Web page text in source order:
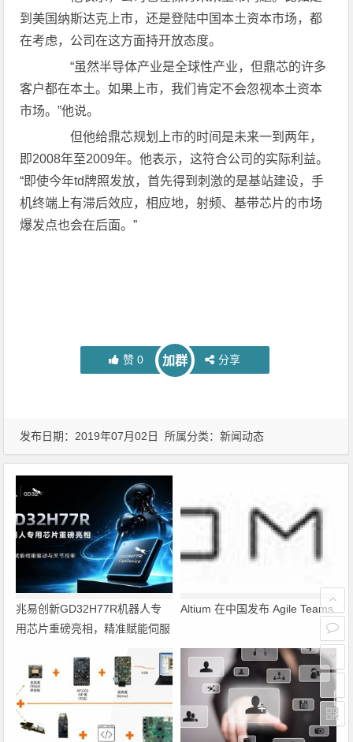
到美国纳斯达克上市，还是登陆中国本土资本市场，都
在考虑，公司在这方面持开放态度。
“虽然半导体产业是全球性产业，但鼎芯的许多
客户都在本土。如果上市，我们肯定不会忽视本土资本
市场。”他说。
但他给鼎芯规划上市的时间是未来一到两年，
即2008年至2009年。他表示，这符合公司的实际利益。
“即使今年td牌照发放，首先得到刺激的是基站建设，手
机终端上有滞后效应，相应地，射频、基带芯片的市场
爆发点也会在后面。”
赞 0 加群 分享
发布日期：2019年07月02日 所属分类：新闻动态
兆易创新GD32H77R机器人专
用芯片重磅亮相，精准赋能伺服
Altium 在中国发布 Agile Teams